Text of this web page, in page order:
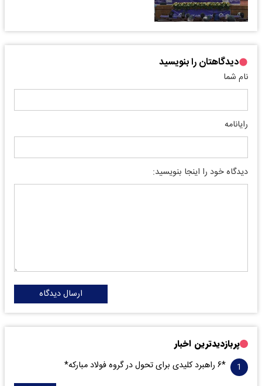
دیدگاهتان را بنویسید
نام شما
رایانامه
دیدگاه خود را اینجا بنویسید:
ارسال دیدگاه
پربازدیدترین اخبار
*۶ راهبرد کلیدی برای تحول در گروه فولاد مبارکه*